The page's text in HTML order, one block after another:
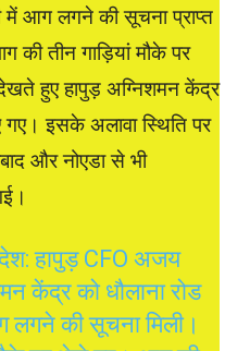
आग लगने की सूचना प्राप्त
की तीन गाड़ियां मौके पर
हुए हापुड़ अग्निशमन केंद्र
इसके अलावा स्थिति पर
और नोएडा से भी
हापुड़ CFO अजय
केंद्र को धौलाना रोड
की सूचना मिली।